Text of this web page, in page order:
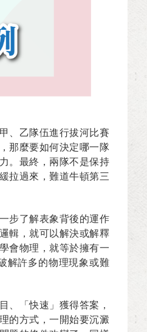
、乙隊伍進行拔河比賽
那麼要如何決定哪一隊
。最終，兩隊不是保持
拉過來，難道牛頓第三
步了解表象背後的運作
輯，就可以解決或解釋
會物理，就等於擁有一
解許多的物理現象或難
、「快速」獲得答案，
的方式，一開始要沉澱